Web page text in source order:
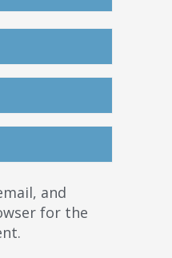
and
for the